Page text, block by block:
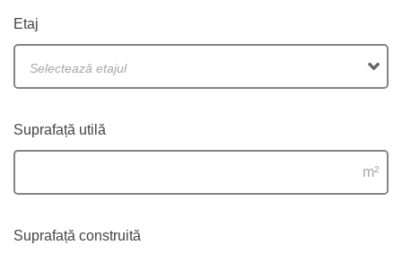
Etaj
Selectează etajul
Suprafață utilă
m²
Suprafață construită